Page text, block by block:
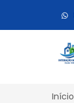
Início